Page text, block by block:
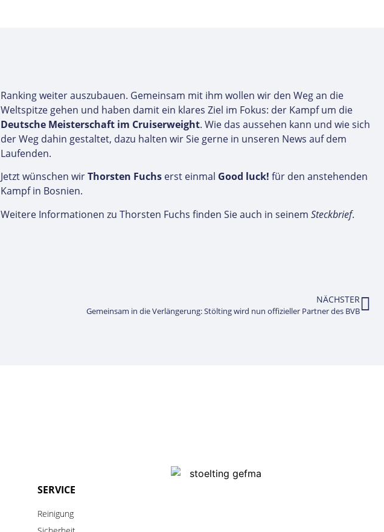
Ranking weiter auszubauen. Gemeinsam mit ihm wollen wir den Weg an die
Weltspitze gehen und haben damit ein klares Ziel im Fokus: der Kampf um die
Deutsche Meisterschaft im Cruiserweight. Wie das aussehen kann und wie sich
der Weg dahin gestaltet, dazu halten wir Sie gerne in unseren News auf dem
Laufenden.
Jetzt wünschen wirThorsten Fuchs erst einmal Good luck! für den anstehenden
Kampf in Bosnien.
Weitere Informationen zu Thorsten Fuchs finden Sie auch in seinem Steckbrief.
NÄCHSTER
Gemeinsam in die Verlängerung: Stölting wird nun offizieller Partner des BVB
SERVICE
Reinigung